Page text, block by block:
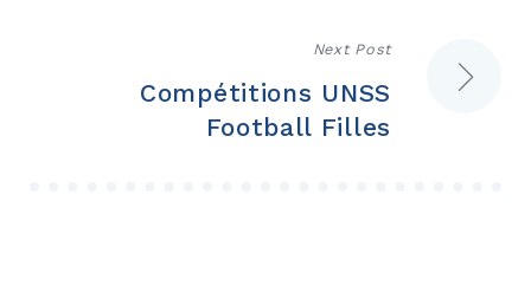
Next Post
Compétitions UNSS
Football Filles